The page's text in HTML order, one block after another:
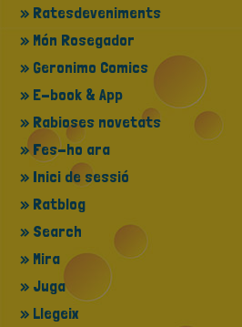
» Ratesdeveniments
» Món Rosegador
» Geronimo Comics
» E-book & App
» Rabioses novetats
» Fes-ho ara
» Inici de sessió
» Ratblog
» Search
» Mira
» Juga
» Llegeix